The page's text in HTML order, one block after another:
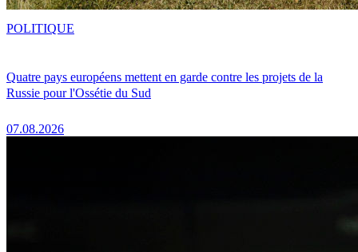
Quatre pays européens mettent en garde contre les projets de la
Russie pour l'Ossétie du Sud
07.08.2026
POLITIQUE